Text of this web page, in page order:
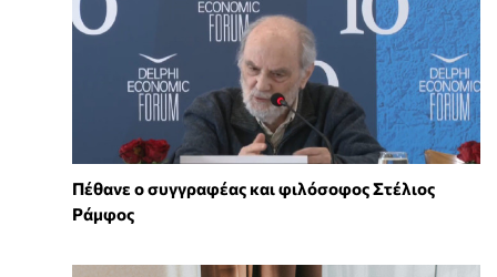
Πέθανε ο συγγραφέας και φιλόσοφος Στέλιος
Ράμφος